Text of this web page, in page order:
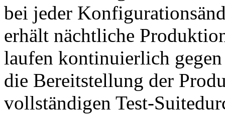
bei jeder
erhält nächtliche
laufen kontinuierlich
die Bereitstellung der
vollständigen Test-